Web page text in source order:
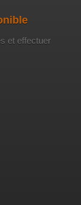
et effectuer